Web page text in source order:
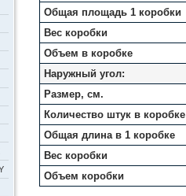
Общая площадь 1 коробки
Вес коробки
Объем в коробке
Наружный угол:
Размер, см.
Количество штук в коробке
Общая длина в 1 коробке
Вес коробки
Объем коробки